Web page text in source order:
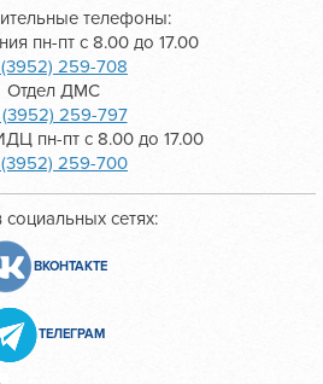
телефоны:
пн-пт с 8.00 до 17.00
(3952) 259-708
Отдел ДМС
(3952) 259-797
пн-пт с 8.00 до 17.00
(3952) 259-700
сетях:
ВКОНТАКТЕ
ТЕЛЕГРАМ